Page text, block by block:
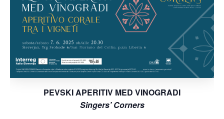
PEVSKI APERITIV MED VINOGRADI
Singers’ Corners